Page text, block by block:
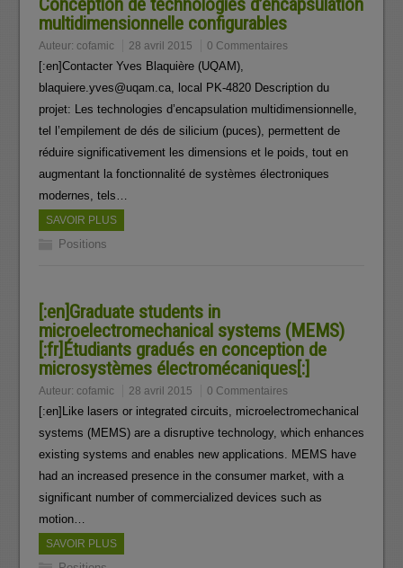
Conception de technologies d’encapsulation
multidimensionnelle configurables
Auteur: cofamic 28 avril 2015 0 Commentaires
[:en]Contacter Yves Blaquière (UQAM),
blaquiere.yves@uqam.ca, local PK-4820 Description du
projet: Les technologies d’encapsulation multidimensionnelle,
tel l’empilement de dés de silicium (puces), permettent de
réduire significativement les dimensions et le poids, tout en
augmentant la fonctionnalité de systèmes électroniques
modernes, tels…
SAVOIR PLUS
Positions
[:en]Graduate students in
microelectromechanical systems (MEMS)
[:fr]Étudiants gradués en conception de
microsystèmes électromécaniques[:]
Auteur: cofamic 28 avril 2015 0 Commentaires
[:en]Like lasers or integrated circuits, microelectromechanical
systems (MEMS) are a disruptive technology, which enhances
existing systems and enables new applications. MEMS have
had an increased presence in the consumer market, with a
significant number of commercialized devices such as
motion…
SAVOIR PLUS